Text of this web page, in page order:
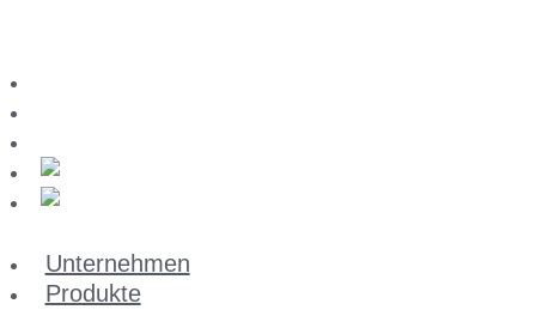
Unternehmen
Produkte